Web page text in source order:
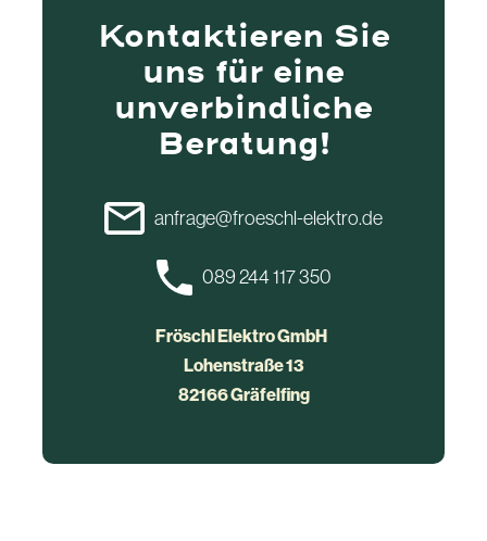
Kontaktieren Sie
uns für eine
unverbindliche
Beratung!
anfrage@froeschl-elektro.de
089 244 117 350
Fröschl Elektro GmbH
Lohenstraße 13
82166 Gräfelfing